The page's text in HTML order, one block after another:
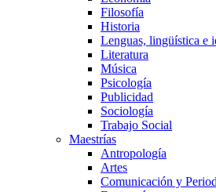
Filosofía
Historia
Lenguas, lingüística e
Literatura
Música
Psicología
Publicidad
Sociología
Trabajo Social
Maestrías
Antropología
Artes
Comunicación y